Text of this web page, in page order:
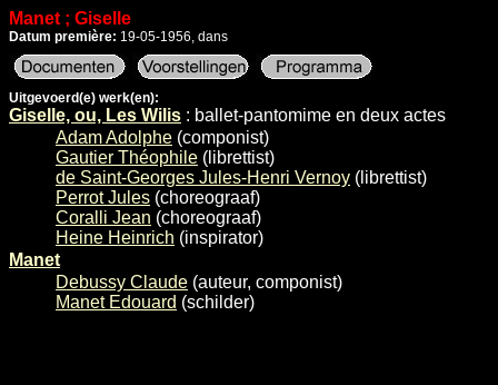
Manet ; Giselle
Datum première: 19-05-1956, dans
Uitgevoerd(e) werk(en):
Giselle, ou, Les Wilis : ballet-pantomime en deux actes
Adam Adolphe (componist)
Gautier Théophile (librettist)
de Saint-Georges Jules-Henri Vernoy (librettist)
Perrot Jules (choreograaf)
Coralli Jean (choreograaf)
Heine Heinrich (inspirator)
Manet
Debussy Claude (auteur, componist)
Manet Edouard (schilder)